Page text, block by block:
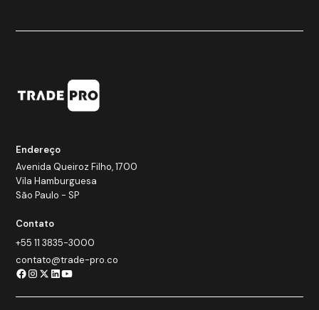
Endereço
Avenida Queiroz Filho, 1700
Vila Hamburguesa
São Paulo - SP
Contato
+55 11 3835-3000
contato@trade-pro.co